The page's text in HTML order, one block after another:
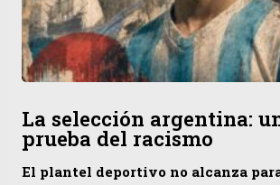
La selección argentina:
prueba del racismo
El plantel deportivo no alcanza